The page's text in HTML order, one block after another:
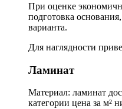
При оценке
подготовка
варианта.
Для наглядности
Ламинат
Материал: ламинат
категории цена за м²